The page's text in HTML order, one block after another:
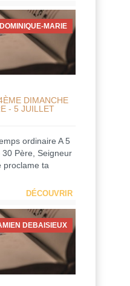
MARIE
DIMANCHE
- 5 JUILLET
ordinaire A 5
Père, Seigneur
proclame ta
DÉCOUVRIR
DEBAISIEUX